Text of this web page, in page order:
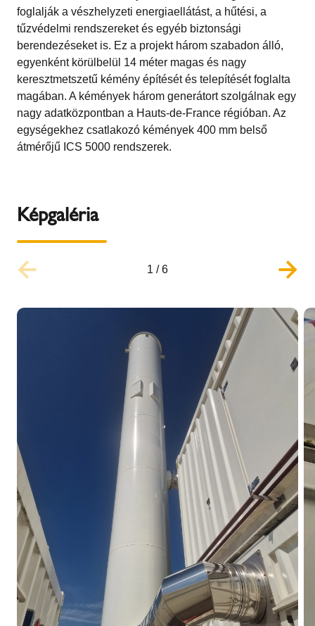
foglalják a vészhelyzeti energiaellátást, a hűtési, a
tűzvédelmi rendszereket és egyéb biztonsági
berendezéseket is. Ez a projekt három szabadon álló,
egyenként körülbelül 14 méter magas és nagy
keresztmetszetű kémény építését és telepítését foglalta
magában. A kémények három generátort szolgálnak egy
nagy adatközpontban a Hauts-de-France régióban. Az
egységekhez csatlakozó kémények 400 mm belső
átmérőjű ICS 5000 rendszerek.
Képgaléria
1 /6